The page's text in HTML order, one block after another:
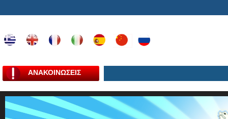
ΑΝΑΚΟΙΝΩΣΕΙΣ